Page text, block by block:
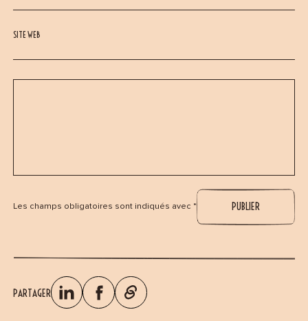
SITE WEB
Les champs obligatoires sont indiqués avec *
PARTAGER